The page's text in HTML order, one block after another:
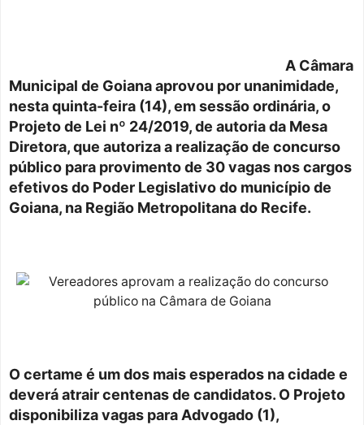
A Câmara
Municipal de Goiana aprovou por unanimidade,
nesta quinta-feira (14), em sessão ordinária, o
Projeto de Lei nº 24/2019, de autoria da Mesa
Diretora, que autoriza a realização de concurso
público para provimento de 30 vagas nos cargos
efetivos do Poder Legislativo do município de
Goiana, na Região Metropolitana do Recife.
O certame é um dos mais esperados na cidade e
deverá atrair centenas de candidatos. O Projeto
disponibiliza vagas para Advogado (1),